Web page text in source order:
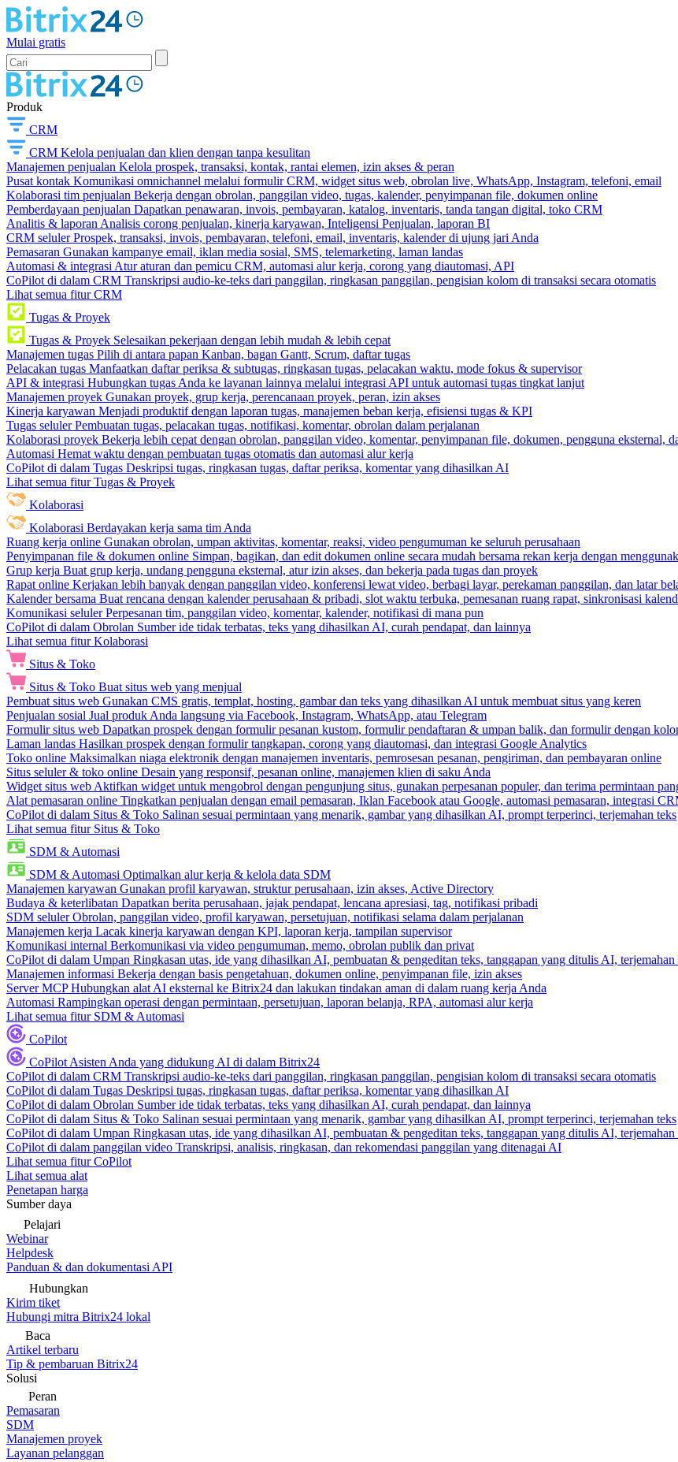
Mulai gratis
Produk
CRM
CRM Kelola penjualan dan klien dengan tanpa kesulitan
Manajemen penjualan Kelola prospek, transaksi, kontak, rantai elemen, izin akses & peran
Pusat kontak Komunikasi omnichannel melalui formulir CRM, widget situs web, obrolan live, WhatsApp, Instagram, telefoni, email
Kolaborasi tim penjualan Bekerja dengan obrolan, panggilan video, tugas, kalender, penyimpanan file, dokumen online
Pemberdayaan penjualan Dapatkan penawaran, invois, pembayaran, katalog, inventaris, tanda tangan digital, toko CRM
Analitis & laporan Analisis corong penjualan, kinerja karyawan, Inteligensi Penjualan, laporan BI
CRM seluler Prospek, transaksi, invois, pembayaran, telefoni, email, inventaris, kalender di ujung jari Anda
Pemasaran Gunakan kampanye email, iklan media sosial, SMS, telemarketing, laman landas
Automasi & integrasi Atur aturan dan pemicu CRM, automasi alur kerja, corong yang diautomasi, API
CoPilot di dalam CRM Transkripsi audio-ke-teks dari panggilan, ringkasan panggilan, pengisian kolom di transaksi secara otomatis
Lihat semua fitur CRM
Tugas & Proyek
Tugas & Proyek Selesaikan pekerjaan dengan lebih mudah & lebih cepat
Manajemen tugas Pilih di antara papan Kanban, bagan Gantt, Scrum, daftar tugas
Pelacakan tugas Manfaatkan daftar periksa & subtugas, ringkasan tugas, pelacakan waktu, mode fokus & supervisor
API & integrasi Hubungkan tugas Anda ke layanan lainnya melalui integrasi API untuk automasi tugas tingkat lanjut
Manajemen proyek Gunakan proyek, grup kerja, perencanaan proyek, peran, izin akses
Kinerja karyawan Menjadi produktif dengan laporan tugas, manajemen beban kerja, efisiensi tugas & KPI
Tugas seluler Pembuatan tugas, pelacakan tugas, notifikasi, komentar, obrolan dalam perjalanan
Kolaborasi proyek Bekerja lebih cepat dengan obrolan, panggilan video, komentar, penyimpanan file, dokumen, pengguna eksternal,
Automasi Hemat waktu dengan pembuatan tugas otomatis dan automasi alur kerja
CoPilot di dalam Tugas Deskripsi tugas, ringkasan tugas, daftar periksa, komentar yang dihasilkan AI
Lihat semua fitur Tugas & Proyek
Kolaborasi
Kolaborasi Berdayakan kerja sama tim Anda
Ruang kerja online Gunakan obrolan, umpan aktivitas, komentar, reaksi, video pengumuman ke seluruh perusahaan
Penyimpanan file & dokumen online Simpan, bagikan, dan edit dokumen online secara mudah bersama rekan kerja dengan
Grup kerja Buat grup kerja, undang pengguna eksternal, atur izin akses, dan bekerja pada tugas dan proyek
Rapat online Kerjakan lebih banyak dengan panggilan video, konferensi lewat video, berbagi layar, perekaman panggilan, dan latar
Kalender bersama Buat rencana dengan kalender perusahaan & pribadi, slot waktu terbuka, pemesanan ruang rapat, sinkronisasi
Komunikasi seluler Perpesanan tim, panggilan video, komentar, kalender, notifikasi di mana pun
CoPilot di dalam Obrolan Sumber ide tidak terbatas, teks yang dihasilkan AI, curah pendapat, dan lainnya
Lihat semua fitur Kolaborasi
Situs & Toko
Situs & Toko Buat situs web yang menjual
Pembuat situs web Gunakan CMS gratis, templat, hosting, gambar dan teks yang dihasilkan AI untuk membuat situs yang keren
Penjualan sosial Jual produk Anda langsung via Facebook, Instagram, WhatsApp, atau Telegram
Formulir situs web Dapatkan prospek dengan formulir pesanan kustom, formulir pendaftaran & umpan balik, dan formulir dengan
Laman landas Hasilkan prospek dengan formulir tangkapan, corong yang diautomasi, dan integrasi Google Analytics
Toko online Maksimalkan niaga elektronik dengan manajemen inventaris, pemrosesan pesanan, pengiriman, dan pembayaran online
Situs seluler & toko online Desain yang responsif, pesanan online, manajemen klien di saku Anda
Widget situs web Aktifkan widget untuk mengobrol dengan pengunjung situs, gunakan perpesanan populer, dan terima permintaan
Alat pemasaran online Tingkatkan penjualan dengan email pemasaran, Iklan Facebook atau Google, automasi pemasaran, integrasi
CoPilot di dalam Situs & Toko Salinan sesuai permintaan yang menarik, gambar yang dihasilkan AI, prompt terperinci, terjemahan teks
Lihat semua fitur Situs & Toko
SDM & Automasi
SDM & Automasi Optimalkan alur kerja & kelola data SDM
Manajemen karyawan Gunakan profil karyawan, struktur perusahaan, izin akses, Active Directory
Budaya & keterlibatan Dapatkan berita perusahaan, jajak pendapat, lencana apresiasi, tag, notifikasi pribadi
SDM seluler Obrolan, panggilan video, profil karyawan, persetujuan, notifikasi selama dalam perjalanan
Manajemen kerja Lacak kinerja karyawan dengan KPI, laporan kerja, tampilan supervisor
Komunikasi internal Berkomunikasi via video pengumuman, memo, obrolan publik dan privat
CoPilot di dalam Umpan Ringkasan utas, ide yang dihasilkan AI, pembuatan & pengeditan teks, tanggapan yang ditulis AI, terjemahan
Manajemen informasi Bekerja dengan basis pengetahuan, dokumen online, penyimpanan file, izin akses
Server MCP Hubungkan alat AI eksternal ke Bitrix24 dan lakukan tindakan aman di dalam ruang kerja Anda
Automasi Rampingkan operasi dengan permintaan, persetujuan, laporan belanja, RPA, automasi alur kerja
Lihat semua fitur SDM & Automasi
CoPilot
CoPilot Asisten Anda yang didukung AI di dalam Bitrix24
CoPilot di dalam CRM Transkripsi audio-ke-teks dari panggilan, ringkasan panggilan, pengisian kolom di transaksi secara otomatis
CoPilot di dalam Tugas Deskripsi tugas, ringkasan tugas, daftar periksa, komentar yang dihasilkan AI
CoPilot di dalam Obrolan Sumber ide tidak terbatas, teks yang dihasilkan AI, curah pendapat, dan lainnya
CoPilot di dalam Situs & Toko Salinan sesuai permintaan yang menarik, gambar yang dihasilkan AI, prompt terperinci, terjemahan teks
CoPilot di dalam Umpan Ringkasan utas, ide yang dihasilkan AI, pembuatan & pengeditan teks, tanggapan yang ditulis AI, terjemahan
CoPilot di dalam panggilan video Transkripsi, analisis, ringkasan, dan rekomendasi panggilan yang ditenagai AI
Lihat semua fitur CoPilot
Lihat semua alat
Penetapan harga
Sumber daya
Pelajari
Webinar
Helpdesk
Panduan & dan dokumentasi API
Hubungkan
Kirim tiket
Hubungi mitra Bitrix24 lokal
Baca
Artikel terbaru
Tip & pembaruan Bitrix24
Solusi
Peran
Pemasaran
SDM
Manajemen proyek
Layanan pelanggan